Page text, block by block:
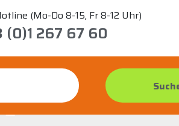
(Mo-Do 8-15, Fr 8-12 Uhr)
(0)1 267 67 60